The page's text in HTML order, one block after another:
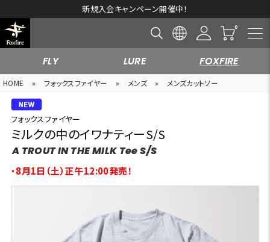
新規入会キャンペーン開催中！
FLY LURE FOXFIRE
HOME » フォックスファイヤー » メンズ » メンズカットソー
フォックスファイヤー
ミルクの中のイワナティーS/S
A TROUT IN THE MILK Tee S/S
・8月1日（土）正午12:00発売！